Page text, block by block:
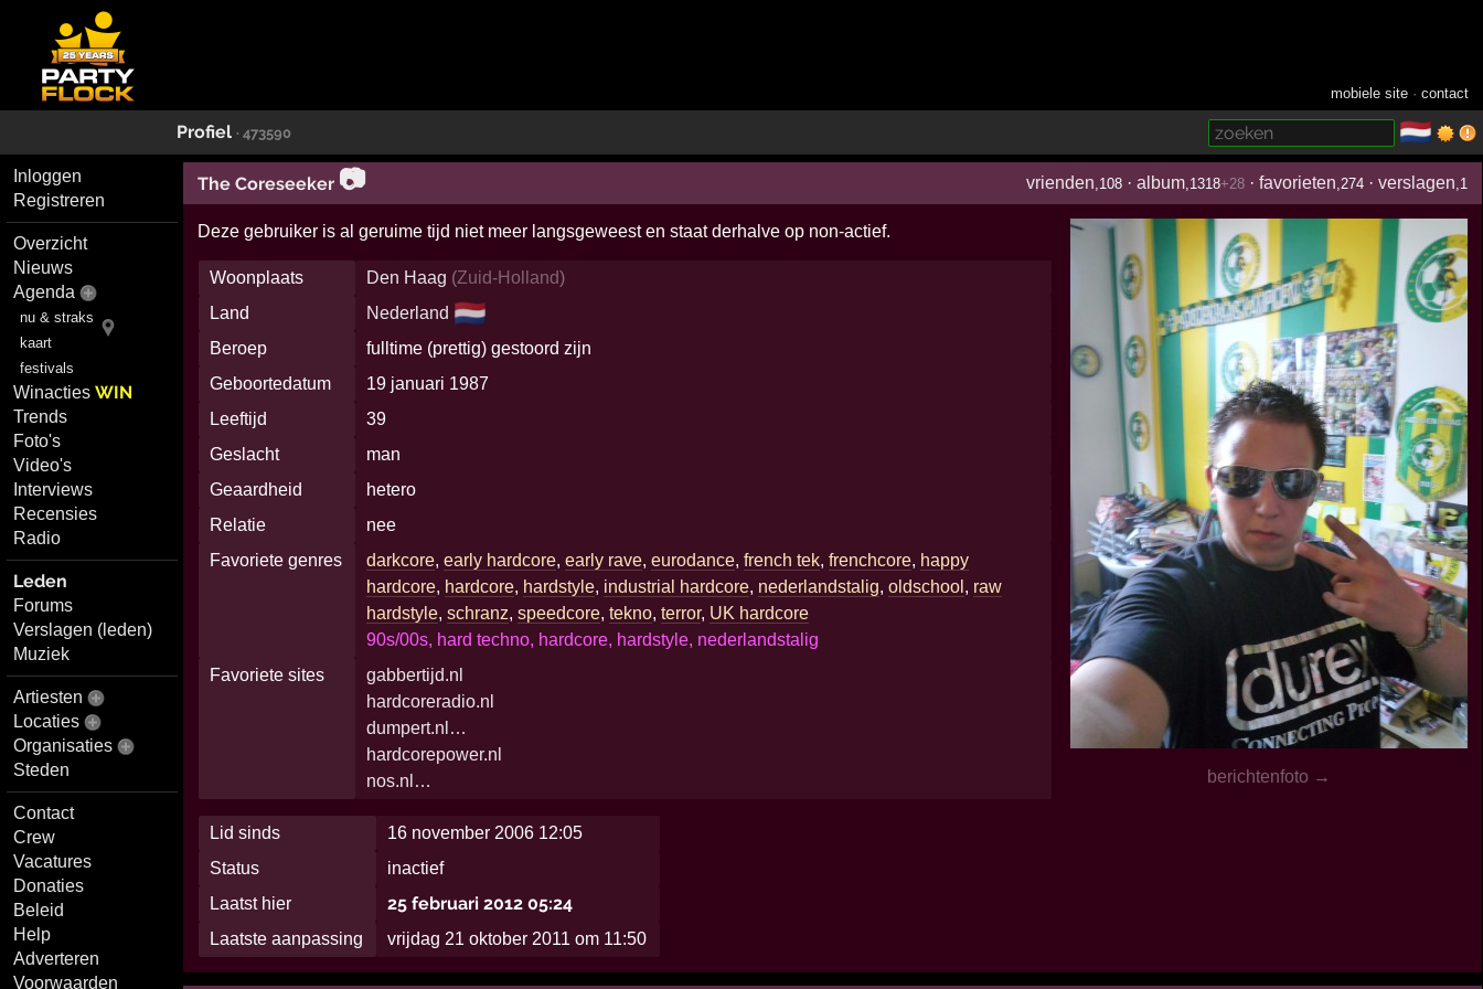
mobiele site ·contact
Profiel · 473590 🇳🇱
Inloggen
Registreren
Overzicht
Nieuws
Agenda
nu & straks
kaart
festivals
WinactiesWIN
Trends
Foto's
Video's
Interviews
Recensies
Radio
Leden
Forums
Verslagen (leden)
Muziek
Artiesten
Locaties
Organisaties
Steden
Contact
Crew
Vacatures
Donaties
Beleid
Help
Adverteren
Voorwaarden
The Coreseeker 📷 vrienden ,108 ·album ,1318+28 ·favorieten ,274 ·verslagen ,1
berichtenfoto →
Deze gebruiker is al geruime tijd niet meer langsgeweest en staat derhalve op non-actief.
Woonplaats Den Haag (Zuid-Holland)
Land
Nederland 🇳🇱
Beroep
fulltime (prettig) gestoord zijn
Geboortedatum
19 januari 1987
Leeftijd
39
Geslacht
man
Geaardheid
hetero
Relatie
nee
Favoriete genres
darkcore,early hardcore,early rave,eurodance,french tek,frenchcore, happy
hardcore, hardcore, hardstyle, industrial hardcore, nederlandstalig,oldschool , raw
hardstyle,schranz,speedcore,tekno,terror, UK hardcore
90s/00s, hard techno, hardcore, hardstyle, nederlandstalig
Favoriete sites
gabbertijd.nl
hardcoreradio.nl
dumpert.nl…
hardcorepower.nl
nos.nl…
Lid sinds
16 november 2006 12:05
Status
inactief
Laatst hier
25 februari 2012 05:24
Laatste aanpassing vrijdag 21 oktober 2011 om 11:50